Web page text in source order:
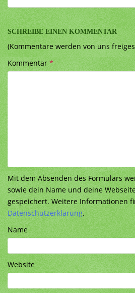
SCHREIBE EINEN KOMMENTAR
(Kommentare werden von uns
Kommentar*
Mit dem Absenden des Formulars
sowie dein Name und deine
gespeichert. Weitere Informationen
Datenschutzerklärung.
Name
Website